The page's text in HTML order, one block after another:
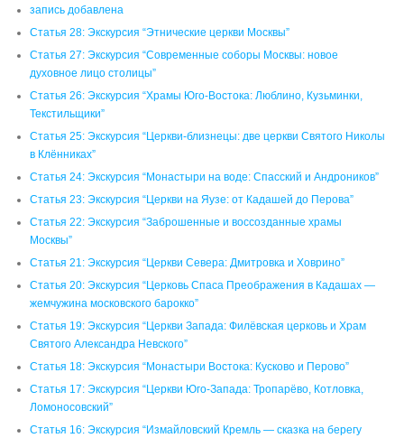
запись добавлена
Статья 28: Экскурсия “Этнические церкви Москвы”
Статья 27: Экскурсия “Современные соборы Москвы: новое
духовное лицо столицы”
Статья 26: Экскурсия “Храмы Юго-Востока: Люблино, Кузьминки,
Текстильщики”
Статья 25: Экскурсия “Церкви-близнецы: две церкви Святого Николы
в Клённиках”
Статья 24: Экскурсия “Монастыри на воде: Спасский и Андроников”
Статья 23: Экскурсия “Церкви на Яузе: от Кадашей до Перова”
Статья 22: Экскурсия “Заброшенные и воссозданные храмы
Москвы”
Статья 21: Экскурсия “Церкви Севера: Дмитровка и Ховрино”
Статья 20: Экскурсия “Церковь Спаса Преображения в Кадашах —
жемчужина московского барокко”
Статья 19: Экскурсия “Церкви Запада: Филёвская церковь и Храм
Святого Александра Невского”
Статья 18: Экскурсия “Монастыри Востока: Кусково и Перово”
Статья 17: Экскурсия “Церкви Юго-Запада: Тропарёво, Котловка,
Ломоносовский”
Статья 16: Экскурсия “Измайловский Кремль — сказка на берегу